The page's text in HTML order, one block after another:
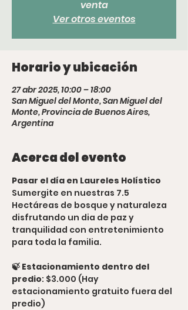
venta
Ver otros eventos
Horario y ubicación
27 abr 2025, 10:00 – 18:00
San Miguel del Monte, San Miguel del
Monte, Provincia de Buenos Aires,
Argentina
Acerca del evento
Pasar el día en Laureles Holístico
Sumergite en nuestras 7.5
Hectáreas de bosque y naturaleza
disfrutando un dia de paz y
tranquilidad con entretenimiento
para toda la familia.
🍃 Estacionamiento dentro del
predio: $3.000 (Hay
estacionamiento gratuito fuera del
predio)